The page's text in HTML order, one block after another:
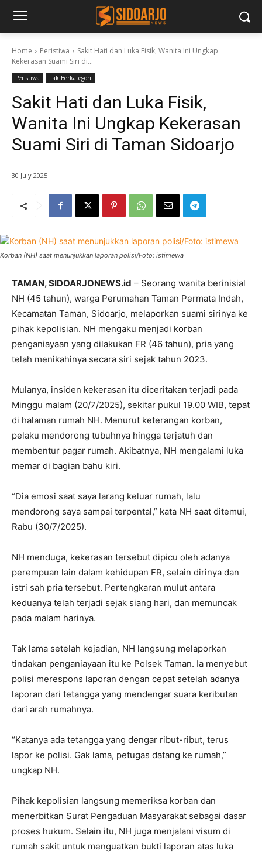
Home Peristiwa
Sakit Hati dan Luka Fisik, Wanita Ini Ungkap
Kekerasan Suami Siri di...
Peristiwa Tak Berkategori
Sakit Hati dan Luka Fisik,
Wanita Ini Ungkap Kekerasan
Suami Siri di Taman Sidoarjo
30 July 2025
Korban (NH) saat menunjukkan laporan polisi/Foto: istimewa
TAMAN, SIDOARJONEWS.id – Seorang wanita berinisial
NH (45 tahun), warga Perumahan Taman Permata Indah,
Kecamatan Taman, Sidoarjo, melaporkan suami sirinya ke
pihak kepolisian. NH mengaku menjadi korban
penganiayaan yang dilakukan FR (46 tahun), pria yang
telah menikahinya secara siri sejak tahun 2023.
Mulanya, insiden kekerasan itu diceritakan terjadi pada
Minggu malam (20/7/2025), sekitar pukul 19.00 WIB, tepat
di halaman rumah NH. Menurut keterangan korban,
pelaku mendorong tubuhnya hingga terjatuh dan
membentur pagar rumah. Akibatnya, NH mengalami luka
memar di bagian bahu kiri.
“Dia emosi saat saya larang keluar rumah, lalu
mendorong saya sampai terpental,” kata NH saat ditemui,
Rabu (30/7/2025).
NH menduga, kekerasan tersebut dipicu oleh adanya
perempuan lain dalam kehidupan FR, selain dirinya dan
istri sah pria tersebut. Pertengkaran mulut antara
keduanya telah terjadi sejak siang hari, dan memuncak
pada malam harinya.
Tak lama setelah kejadian, NH langsung melaporkan
tindakan penganiayaan itu ke Polsek Taman. Ia menyebut
polisi merespons laporan dengan cepat setelah adanya
laporan dari tetangga yang mendengar suara keributan
dari arah rumahnya.
“Katanya ada tetangga yang dengar ribut-ribut, terus
lapor ke polisi. Gak lama, petugas datang ke rumah,”
ungkap NH.
Pihak kepolisian langsung memeriksa korban dan
menerbitkan Surat Pengaduan Masyarakat sebagai dasar
proses hukum. Selain itu, NH juga menjalani visum di
rumah sakit untuk menguatkan bukti laporan atas luka